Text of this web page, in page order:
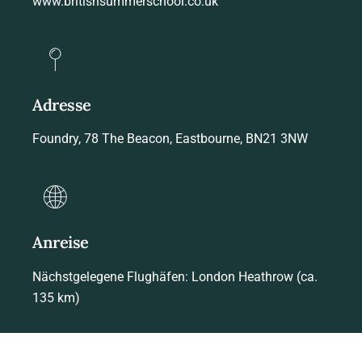
Adresse
Foundry, 78 The Beacon, Eastbourne, BN21 3NW
Anreise
Nächstgelegene Flughäfen: London Heathrow (ca.
135 km)